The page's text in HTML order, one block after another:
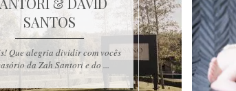
SANTOS
Que alegria dividir com vocês
da Zah Santori e do ...